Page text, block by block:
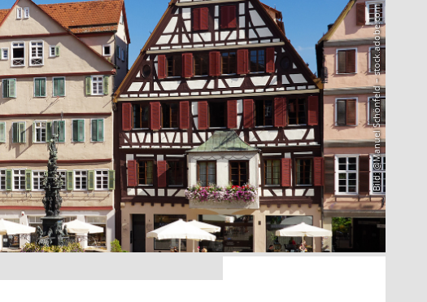
Bild: @Manuel Schönfeld – stock.adobe.com